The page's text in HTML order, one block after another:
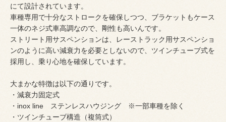
にて設計されています。
車種専用で十分なストロークを確保しつつ、ブラケットもケース
一体のネジ式車高調なので、剛性も高いんです。
ストリート用サスペンションは、レーストラック用サスペンショ
ンのように高い減衰力を必要としないので、ツインチューブ式を
採用し、乗り心地を確保しています。
大まかな特徴は以下の通りです。
・減衰力固定式
・inox line ステンレスハウジング ※一部車種を除く
・ツインチューブ構造（複筒式）